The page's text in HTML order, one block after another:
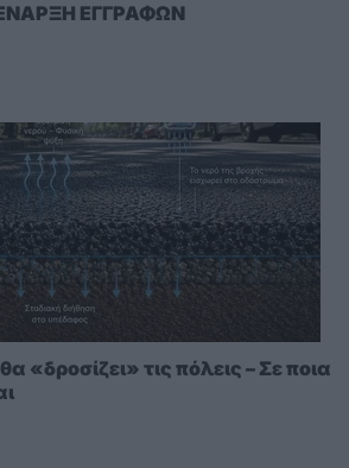
ΕΓΓΡΑΦΩΝ
«δροσίζει» τις πόλεις – Σε ποια